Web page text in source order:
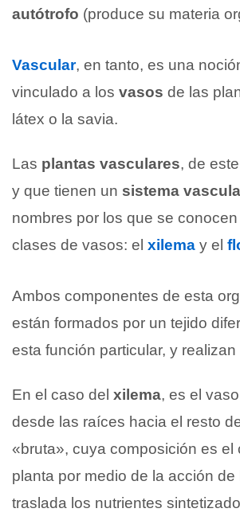
autótrofo (produce su materia
Vascular, en tanto, es una
vinculado a los vasos de las
látex o la savia.
Las plantas vasculares, de
y que tienen un sistema
nombres por los que se
clases de vasos: el xilema y el
Ambos componentes de esta
están formados por un tejido
esta función particular, y realizan
En el caso del xilema, es el
desde las raíces hacia el resto
«bruta», cuya composición es
planta por medio de la acción
traslada los nutrientes